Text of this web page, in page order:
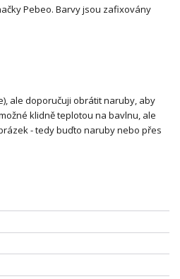
Pebeo. Barvy jsou zafixovány
ale doporučuji obrátit naruby, aby
klidně teplotou na bavlnu, ale
- tedy buďto naruby nebo přes